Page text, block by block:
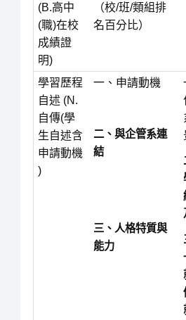
(B.高中
(職)在校
成績證
明)
（校/班/類組排
名百分比）
學習歷程
自述 (N.
自傳(學
生自述含
申請動機
)
一、申請動機
二、與企管系連
結
三、人格特質與
能力